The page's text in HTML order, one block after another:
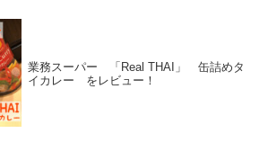
業務スーパー 「Real THAI」 缶詰めタ
イカレー をレビュー！